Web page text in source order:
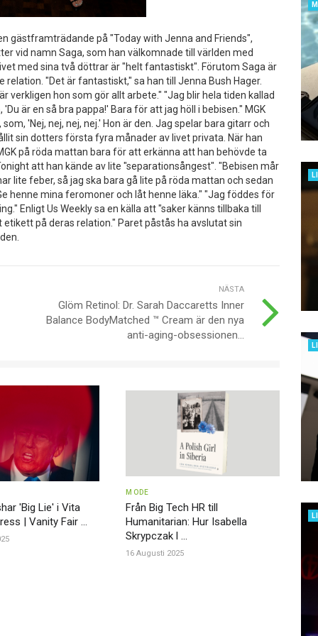
gästframträdande på "Today with Jenna and Friends",
vid namn Saga, som han välkomnade till världen med
med sina två döttrar är "helt fantastiskt". Förutom Saga är
"Det är fantastiskt," sa han till Jenna Bush Hager.
verkligen hon som gör allt arbete." "Jag blir hela tiden kallad
är en så bra pappa!' Bara för att jag höll i bebisen." MGK
'Nej, nej, nej, nej.' Hon är den. Jag spelar bara gitarr och
sin dotters första fyra månader av livet privata. När han
på röda mattan bara för att erkänna att han behövde ta
att han kände av lite "separationsångest". "Bebisen mår
lite feber, så jag ska bara gå lite på röda mattan och sedan
henne mina feromoner och låt henne läka." "Jag föddes för
Enligt Us Weekly sa en källa att "saker känns tillbaka till
på deras relation." Paret påstås ha avslutat sin
NÄSTA
Glöm Retinol: Dr. Sarah Daccaretts Inner
Balance BodyMatched ™ Cream är den nya
anti-aging-obsessionen...
'Big Lie' i Vita
| Vanity Fair ...
MODE
Från Big Tech HR till
Humanitarian: Hur Isabella
Skrypczak l ...
16 Augusti 2025